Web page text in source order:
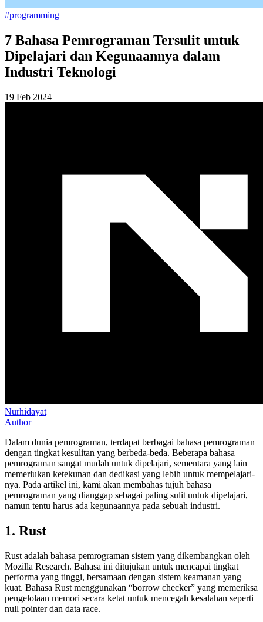
#programming
7 Bahasa Pemrograman Tersulit untuk
Dipelajari dan Kegunaannya dalam
Industri Teknologi
19 Feb 2024
Nurhidayat
Author
Dalam dunia pemrograman, terdapat berbagai bahasa pemrograman
dengan tingkat kesulitan yang berbeda-beda. Beberapa bahasa
pemrograman sangat mudah untuk dipelajari, sementara yang lain
memerlukan ketekunan dan dedikasi yang lebih untuk mempelajari-
nya. Pada artikel ini, kami akan membahas tujuh bahasa
pemrograman yang dianggap sebagai paling sulit untuk dipelajari,
namun tentu harus ada kegunaannya pada sebuah industri.
1. Rust
Rust adalah bahasa pemrograman sistem yang dikembangkan oleh
Mozilla Research. Bahasa ini ditujukan untuk mencapai tingkat
performa yang tinggi, bersamaan dengan sistem keamanan yang
kuat. Bahasa Rust menggunakan “borrow checker” yang memeriksa
pengelolaan memori secara ketat untuk mencegah kesalahan seperti
null pointer dan data race.